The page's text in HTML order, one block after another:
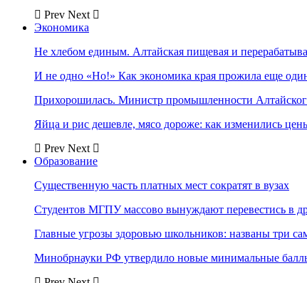
Prev Next
Экономика
Не хлебом единым. Алтайская пищевая и
И не одно «Но!» Как экономика края прожила еще
Прихорошилась. Министр промышленности
Яйца и рис дешевле, мясо дороже: как изменились
Prev Next
Образование
Существенную часть платных мест сократят в вузах
Студентов МГПУ массово вынуждают перевестись в
Главные угрозы здоровью школьников: названы три
Минобрнауки РФ утвердило новые минимальные